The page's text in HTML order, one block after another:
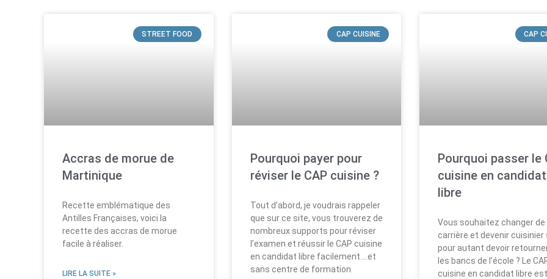
STREET FOOD
Accras de morue de
Martinique
Recette emblématique des
Antilles Françaises, voici la
recette des accras de morue
facile à réaliser.
LIRE LA SUITE »
CAP CUISINE
Pourquoi payer pour
réviser le CAP cuisine ?
Tout d’abord, je voudrais rappeler
que sur ce site, vous trouverez de
nombreux supports pour réviser
l’examen et réussir le CAP cuisine
en candidat libre facilement….et
sans centre de formation.
CAP
Pourquoi passer le
cuisine en candidat
libre
Vous souhaitez changer de
carrière et devenir cuisinier
pour autant devoir
les bancs de l’école ? Le
cuisine en candidat libre